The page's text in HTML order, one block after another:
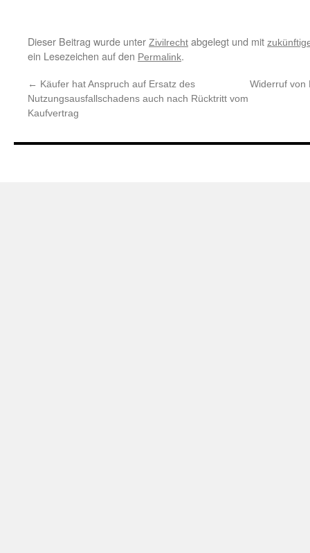
Dieser Beitrag wurde unter Zivilrecht abgelegt und mit
ein Lesezeichen auf den Permalink.
← Käufer hat Anspruch auf Ersatz des
Nutzungsausfallschadens auch nach Rücktritt vom
Kaufvertrag
Widerruf von